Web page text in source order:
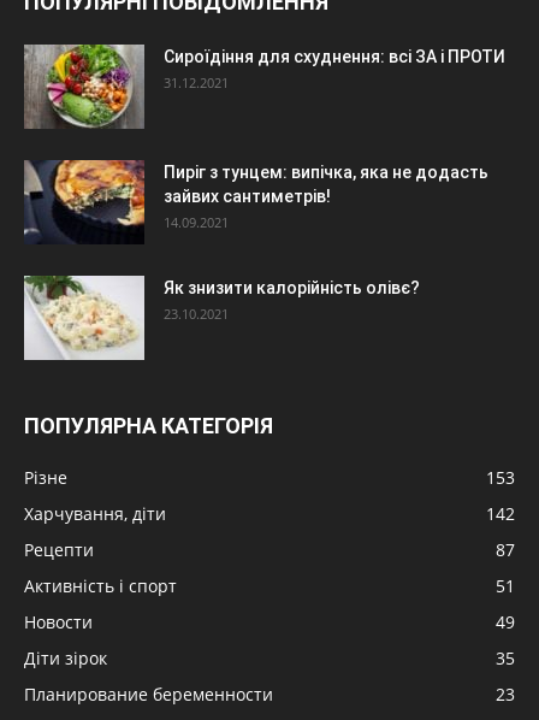
Сироїдіння для схуднення: всі ЗА і ПРОТИ
31.12.2021
Пиріг з тунцем: випічка, яка не додасть
зайвих сантиметрів!
14.09.2021
Як знизити калорійність олівє?
23.10.2021
ПОПУЛЯРНА КАТЕГОРІЯ
Різне
153
Харчування, діти
142
Рецепти
87
Активність і спорт
51
Новости
49
Діти зірок
35
Планирование беременности
23